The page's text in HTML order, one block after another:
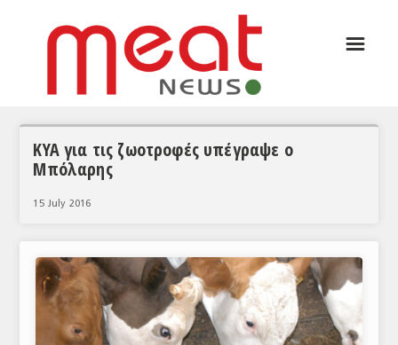
ΣΥΝΕΝΤΕΥΞΕΙΣ
ΘΕΜΑΤΑ
ΚΟΣΜΟΣ
☰
ΚΥΑ για τις ζωοτροφές υπέγραψε ο
Μπόλαρης
15 July 2016